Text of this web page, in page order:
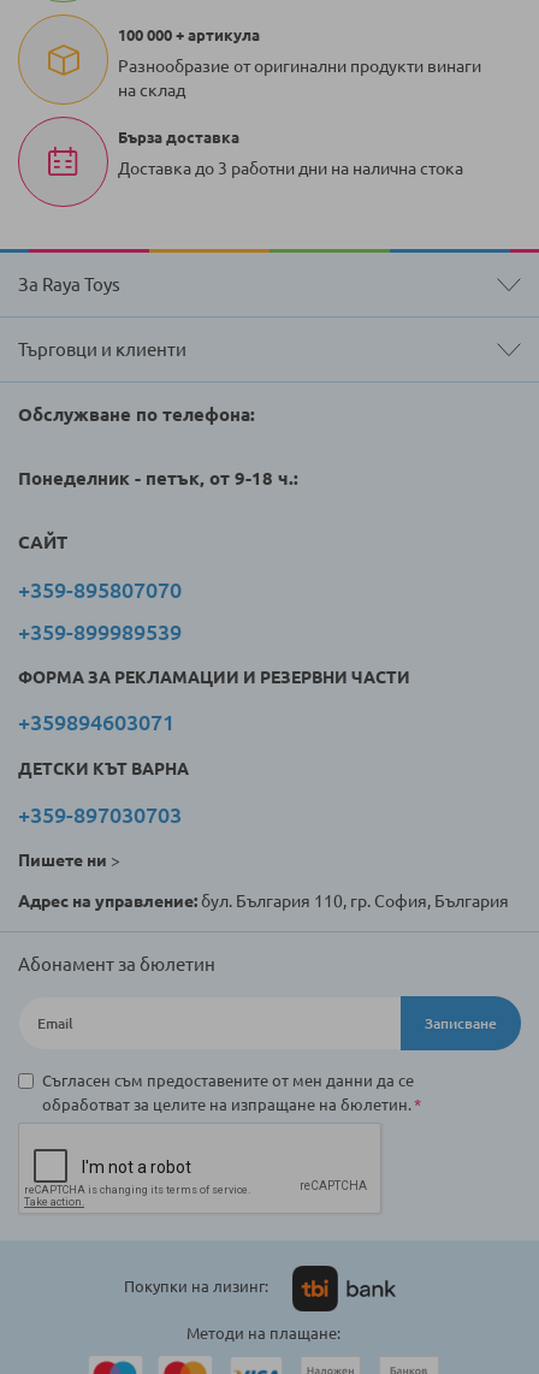
100 000 + артикула
Разнообразие от оригинални продукти винаги
на склад
Бърза доставка
Доставка до 3 работни дни на налична стока
За Raya Toys
Търговци и клиенти
Обслужване по телефона:
Понеделник - петък, от 9-18 ч.:
САЙТ
+359-895807070
+359-899989539
ФОРМА ЗА РЕКЛАМАЦИИ И РЕЗЕРВНИ ЧАСТИ
+359894603071
ДЕТСКИ КЪТ ВАРНА
+359-897030703
Пишете ни >
Адрес на управление:бул. България 110, гр. София, България
Абонамент за бюлетин
Записване
Съгласен съм предоставените от мен данни да се
обработват за целите на изпращане на бюлетин.
Покупки на лизинг:
Методи на плащане: